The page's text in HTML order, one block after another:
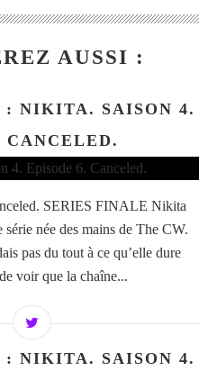
AUSSI :
: NIKITA. SAISON 4.
CANCELED.
SERIES FINALE Nikita
née des mains de The CW.
pas du tout à ce qu’elle dure
voir que la chaîne...
: NIKITA. SAISON 4.